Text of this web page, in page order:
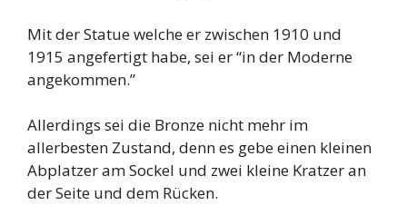
Mit der Statue welche er zwischen 1910 und
1915 angefertigt habe, sei er “in der Moderne
angekommen.”
Allerdings sei die Bronze nicht mehr im
allerbesten Zustand, denn es gebe einen kleinen
Abplatzer am Sockel und zwei kleine Kratzer an
der Seite und dem Rücken.